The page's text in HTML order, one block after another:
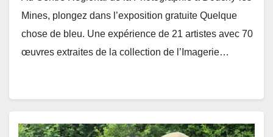
Mines, plongez dans l’exposition gratuite Quelque
chose de bleu. Une expérience de 21 artistes avec 70
œuvres extraites de la collection de l’Imagerie…